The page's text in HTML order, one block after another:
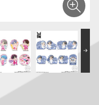
ー
サンリオキャラクタ
ーズ
キャラデコ